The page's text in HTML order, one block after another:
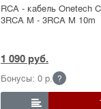
RCA - кабель Onetech
3RCA M - 3RCA M 10m
1 090 руб.
Бонусы: 0 р. ?
